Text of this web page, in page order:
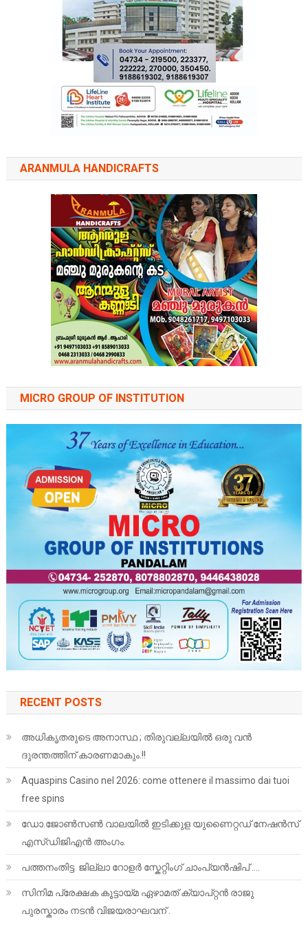
ARANMULA HANDICRAFTS
MICRO GROUP OF INSTITUTION
RECENT POSTS
അധികൃതരുടെ അനാസ്ഥ ; തിരുവല്ലയിൽ ഒരു വൻ
ദുരന്തത്തിന് കാരണമാകും.!!
Aquaspins Casino nel 2026: come ottenere il massimo dai tuoi
free spins
ഡോ.ജോൺസൺ വാലയിൽ ഇടിക്കുള യുണൈറ്റഡ് നേഷൻസ്
എസ്ഡിജിഎൻ അംഗം.
പത്തനംതിട്ട ജില്ലാ റോളർ സ്കേറ്റിംഗ് ചാംപ്യൻഷിപ് ….
സിനിമ പ്രേക്ഷക കൂട്ടായ്മ ഏഴാമത് ക്യാപ്റ്റൻ രാജു
പുരസ്കാരം നടൻ വിജയരാഘവന് .